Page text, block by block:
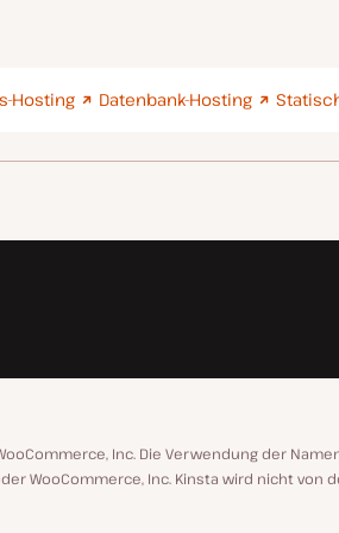
Hosting Datenbank-Hosting
Inc. Die Verwendung der
WooCommerce, Inc. Kinsta wird nicht von